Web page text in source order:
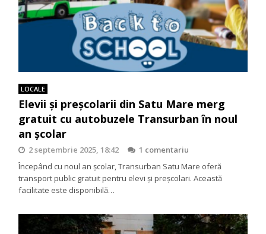
LOCALE
Elevii și preșcolarii din Satu Mare merg
gratuit cu autobuzele Transurban în noul
an școlar
2 septembrie 2025, 18:42
1 comentariu
Începând cu noul an școlar, Transurban Satu Mare oferă
transport public gratuit pentru elevi și preșcolari. Această
facilitate este disponibilă…